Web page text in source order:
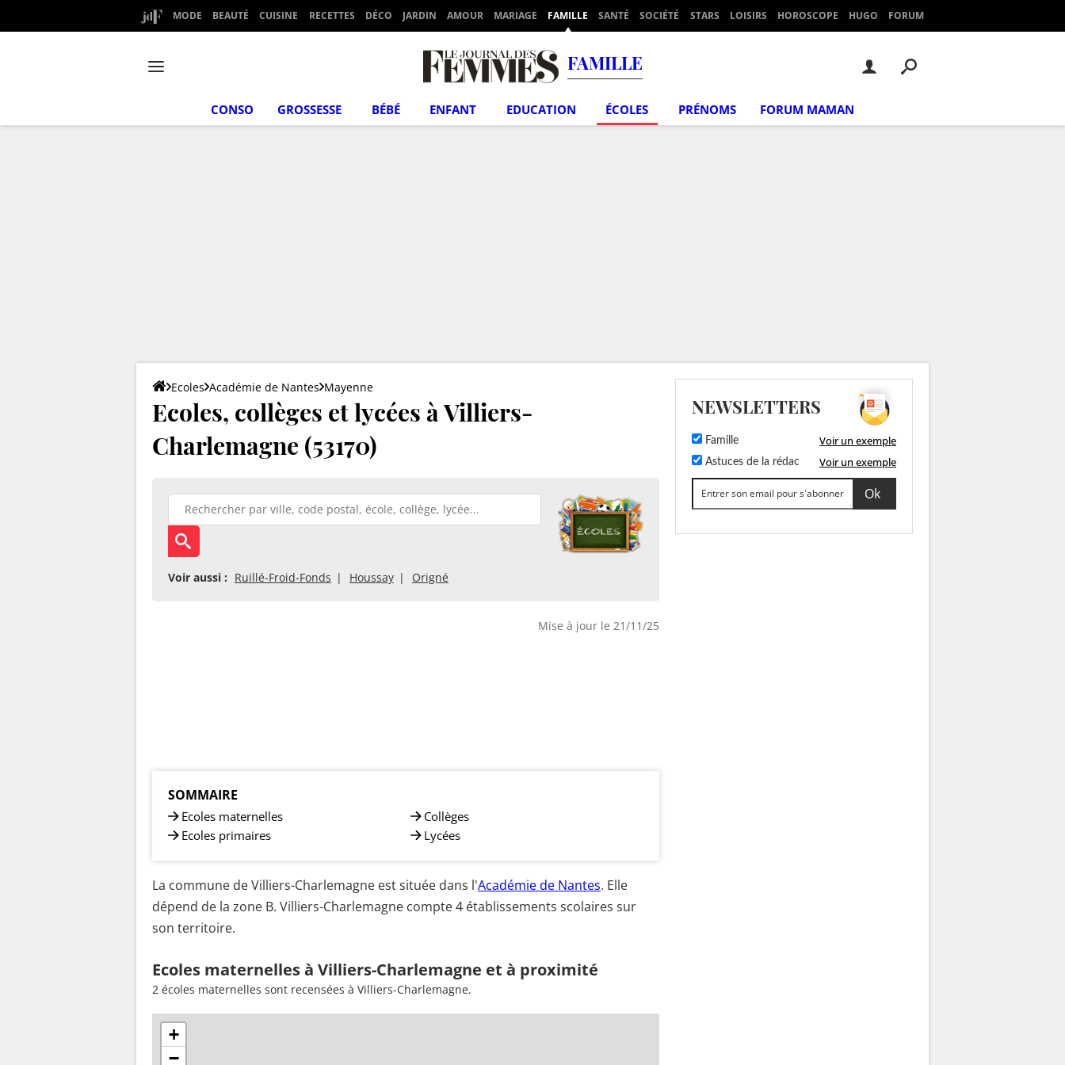
MODE BEAUTÉ CUISINE RECETTES DÉCO JARDIN AMOUR MARIAGE FAMILLE SANTÉ SOCIÉTÉ STARS LOISIRS HOROSCOPE HUGO FORUM
FAMILLE
CONSO GROSSESSE BÉBÉ ENFANT EDUCATION ÉCOLES PRÉNOMS FORUM MAMAN
Ecoles Académie de Nantes Mayenne
Ecoles, collèges et lycées à Villiers-
Charlemagne (53170)
Voir aussi : Ruillé-Froid-Fonds Houssay Origné
Mise à jour le 21/11/25
SOMMAIRE
Ecoles maternelles
Ecoles primaires
Collèges
Lycées
La commune de Villiers-Charlemagne est située dans l'Académie de Nantes. Elle
dépend de la zone B. Villiers-Charlemagne compte 4 établissements scolaires sur
son territoire.
Ecoles maternelles à Villiers-Charlemagne et à proximité
2 écoles maternelles sont recensées à Villiers-Charlemagne.
+
−
NEWSLETTERS
Famille Voir un exemple
Astuces de la rédac Voir un exemple